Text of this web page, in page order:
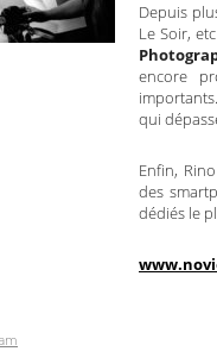
Depuis
Le Soir,
encore
qui
Enfin,
des
dédiés le